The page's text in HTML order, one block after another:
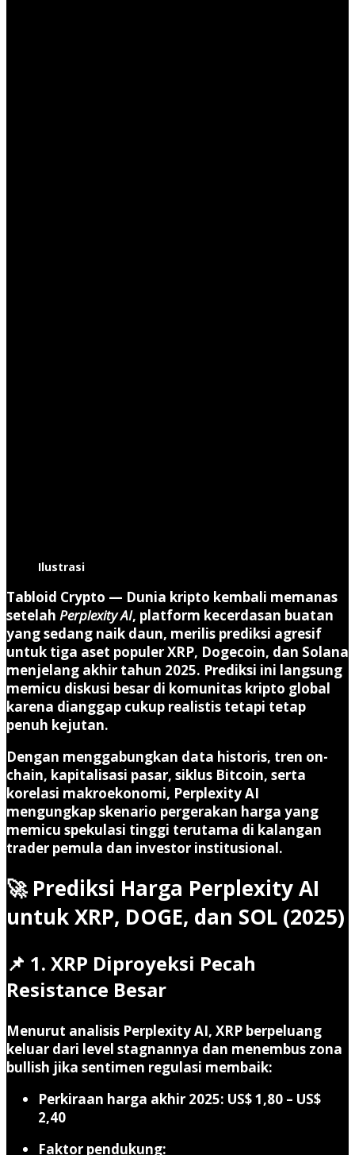
Ilustrasi
Tabloid Crypto — Dunia kripto kembali memanas
setelah Perplexity AI, platform kecerdasan buatan
yang sedang naik daun, merilis prediksi agresif
untuk tiga aset populerXRP, Dogecoin, dan Solana
menjelang akhir tahun 2025. Prediksi ini langsung
memicu diskusi besar di komunitas kripto global
karena dianggap cukup realistis tetapi tetap
penuh kejutan.
Dengan menggabungkan data historis, tren on-
chain, kapitalisasi pasar, siklus Bitcoin, serta
korelasi makroekonomi, Perplexity AI
mengungkap skenario pergerakan harga yang
memicu spekulasi tinggi terutama di kalangan
trader pemula dan investor institusional.
🚀 Prediksi Harga Perplexity AI
untuk XRP, DOGE, dan SOL (2025)
📌 1. XRP Diproyeksi Pecah
Resistance Besar
Menurut analisis Perplexity AI, XRP berpeluang
keluar dari level stagnannya dan menembus zona
bullish jika sentimen regulasi membaik:
Perkiraan harga akhir 2025: US$ 1,80 – US$
2,40
Faktor pendukung: